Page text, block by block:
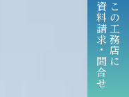
この工務店に
資料請求・問合せ